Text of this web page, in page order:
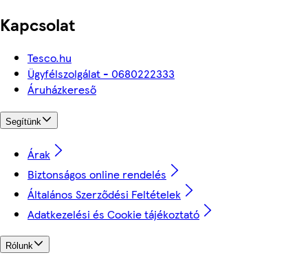
Kapcsolat
Tesco.hu
Ügyfélszolgálat - 0680222333
Áruházkereső
Segítünk
Árak
Biztonságos online rendelés
Általános Szerződési Feltételek
Adatkezelési és Cookie tájékoztató
Rólunk